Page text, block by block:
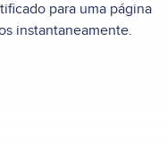
para uma página
instantaneamente.